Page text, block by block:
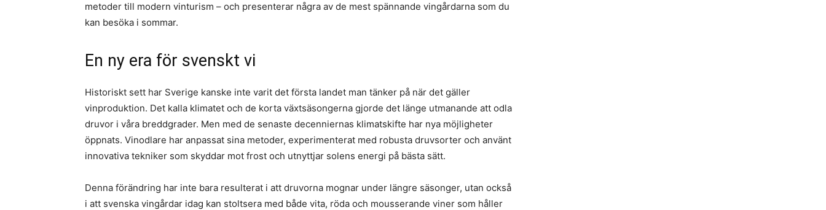
metoder till modern vinturism – och presenterar några av de mest spännande vingårdarna som du
kan besöka i sommar.
En ny era för svenskt vi
Historiskt sett har Sverige kanske inte varit det första landet man tänker på när det gäller
vinproduktion. Det kalla klimatet och de korta växtsäsongerna gjorde det länge utmanande att odla
druvor i våra breddgrader. Men med de senaste decenniernas klimatskifte har nya möjligheter
öppnats. Vinodlare har anpassat sina metoder, experimenterat med robusta druvsorter och använt
innovativa tekniker som skyddar mot frost och utnyttjar solens energi på bästa sätt.
Denna förändring har inte bara resulterat i att druvorna mognar under längre säsonger, utan också
i att svenska vingårdar idag kan stoltsera med både vita, röda och mousserande viner som håller